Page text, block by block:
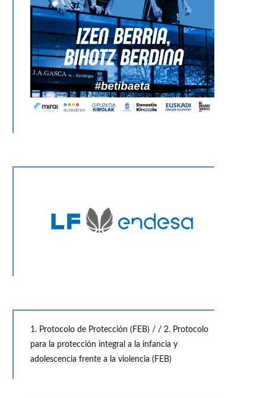
1. Protocolo de Protección (FEB) / / 2. Protocolo
para la protección integral a la infancia y
adolescencia frente a la violencia (FEB)